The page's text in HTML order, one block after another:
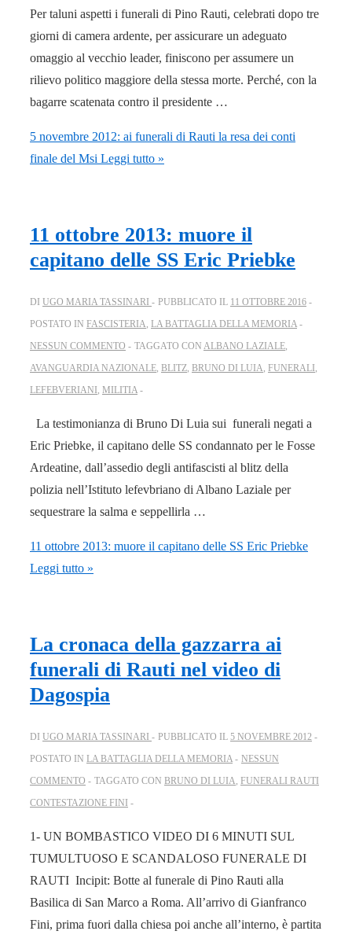
Per taluni aspetti i funerali di Pino Rauti, celebrati dopo tre
giorni di camera ardente, per assicurare un adeguato
omaggio al vecchio leader, finiscono per assumere un
rilievo politico maggiore della stessa morte. Perché, con la
bagarre scatenata contro il presidente …
5 novembre 2012: ai funerali di Rauti la resa dei conti
finale del Msi Leggi tutto »
11 ottobre 2013: muore il
capitano delle SS Eric Priebke
DI UGO MARIA TASSINARI PUBBLICATO IL 11 OTTOBRE 2016
POSTATO IN FASCISTERIA LA BATTAGLIA DELLA MEMORIA
NESSUN COMMENTO
TAGGATO CON ALBANO LAZIALE
AVANGUARDIA NAZIONALE BLITZ BRUNO DI LUIA FUNERALI
LEFEBVERIANI MILITIA
La testimonianza di Bruno Di Luia sui funerali negati a
Eric Priebke, il capitano delle SS condannato per le Fosse
Ardeatine, dall’assedio degli antifascisti al blitz della
polizia nell’Istituto lefevbriano di Albano Laziale per
sequestrare la salma e seppellirla …
11 ottobre 2013: muore il capitano delle SS Eric Priebke
Leggi tutto »
La cronaca della gazzarra ai
funerali di Rauti nel video di
Dagospia
DI UGO MARIA TASSINARI PUBBLICATO IL 5 NOVEMBRE 2012
POSTATO IN LA BATTAGLIA DELLA MEMORIA
NESSUN
COMMENTO
TAGGATO CON BRUNO DI LUIA, FUNERALI RAUTI
CONTESTAZIONE FINI
1- UN BOMBASTICO VIDEO DI 6 MINUTI SUL
TUMULTUOSO E SCANDALOSO FUNERALE DI
RAUTI Incipit: Botte al funerale di Pino Rauti alla
Basilica di San Marco a Roma. All’arrivo di Gianfranco
Fini, prima fuori dalla chiesa poi anche all’interno, è partita